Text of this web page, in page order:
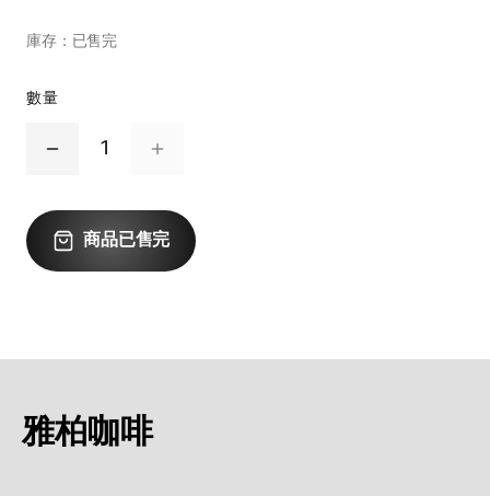
庫存： 已售完
數量
1
商品已售完
雅柏咖啡